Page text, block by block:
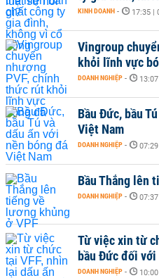
KINH DOANH - 17:35 |
Vingroup
khỏi lĩnh vực
DOANH NGHIỆP -
Bầu Đức, bầu
Việt Nam
DOANH NGHIỆP -
Bầu Thắng lên
DOANH NGHIỆP -
Từ việc xin từ
bầu Đức đối
DOANH NGHIỆP -